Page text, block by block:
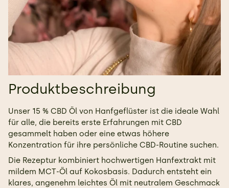
Produktbeschreibung
Unser 15 % CBD Öl von Hanfgeflüster ist die ideale Wahl
für alle, die bereits erste Erfahrungen mit CBD
gesammelt haben oder eine etwas höhere
Konzentration für ihre persönliche CBD-Routine suchen.
Die Rezeptur kombiniert hochwertigen Hanfextrakt mit
mildem MCT-Öl auf Kokosbasis. Dadurch entsteht ein
klares, angenehm leichtes Öl mit neutralem Geschmack